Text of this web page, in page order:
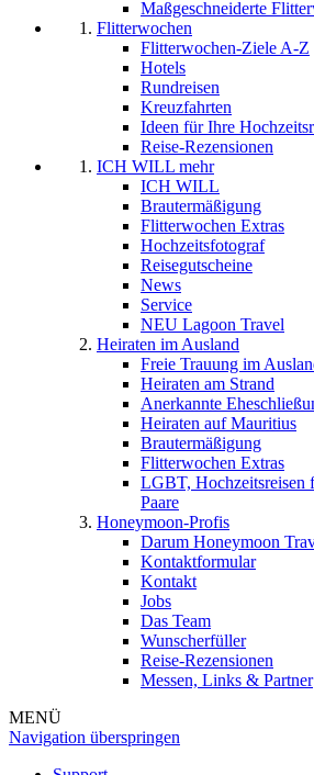
Maßgeschneiderte
Flitterwochen
Flitterwochen-Ziele A-Z
Hotels
Rundreisen
Kreuzfahrten
Ideen für Ihre
Reise-Rezensionen
ICH WILL mehr
ICH WILL
Brautermäßigung
Flitterwochen Extras
Hochzeitsfotograf
Reisegutscheine
News
Service
NEU Lagoon Travel
Heiraten im Ausland
Freie Trauung im
Heiraten am Strand
Anerkannte
Heiraten auf Mauritius
Brautermäßigung
Flitterwochen Extras
LGBT, Hochzeitsreisen
Paare
Honeymoon-Profis
Darum Honeymoon
Kontaktformular
Kontakt
Jobs
Das Team
Wunscherfüller
Reise-Rezensionen
Messen, Links & Partner
MENÜ
Navigation überspringen